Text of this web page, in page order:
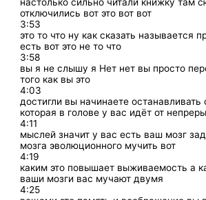
настолько сильно читали книжку там
отключились вот это вот вот
3:53
это то что ну как сказать называется
есть вот это не то что
3:58
вы я не слышу я Нет нет вы просто
того как вы это
4:03
достигли вы начинаете останавливать
которая в голове у вас идёт от
4:11
мыслей значит у вас есть ваш мозг
мозга эволюционного мучить вот
4:19
каким это повышает выживаемость а
ваши мозги вас мучают двумя
4:25